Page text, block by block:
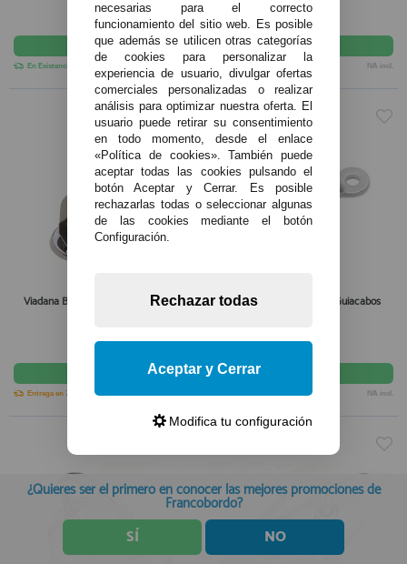
61,45€
comprar
En Existencias IVA incl.
70,75€
comprar
En Existencias IVA incl.
Viadana Base de Escota Giratoria con
77,05€
Entrega en 7-10 días
Viadana Puente Inox con Guiacabos
2,00€
IVA incl.
necesarias para el correcto
funcionamiento del sitio web. Es posible
que además se utilicen otras categorías
de cookies para personalizar la
experiencia de usuario, divulgar ofertas
comerciales personalizadas o realizar
análisis para optimizar nuestra oferta. El
usuario puede retirar su consentimiento
en todo momento, desde el enlace
«Política de cookies». También puede
aceptar todas las cookies pulsando el
botón Aceptar y Cerrar. Es posible
rechazarlas todas o seleccionar algunas
de las cookies mediante el botón
Configuración.
Rechazar todas
Aceptar y Cerrar
Modifica tu configuración
¿Quieres ser el primero en conocer las mejores promociones de
Francobordo?
SÍ NO